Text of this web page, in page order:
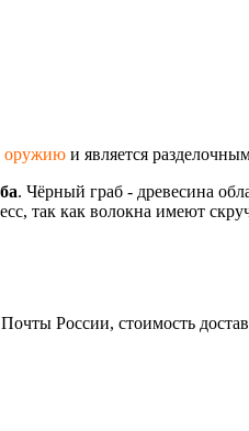
оружию и является
. Чёрный граб - древесина
так как волокна имеют
России, стоимость